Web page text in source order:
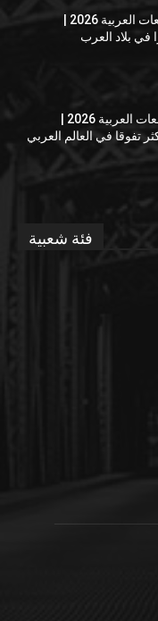
في بلاد العرب
تفوقا في العالم العربي
فئة شعبية